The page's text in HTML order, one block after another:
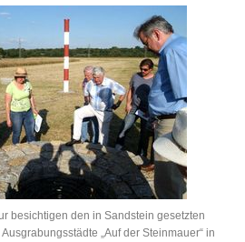
besichtigen den in Sandstein gesetzten
„Auf der Steinmauer“ in